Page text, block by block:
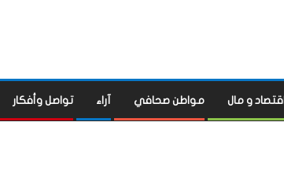
اقتصاد و مال مواطن صحافي آراء تواصل وأفكار